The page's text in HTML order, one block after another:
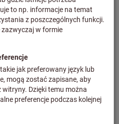
wysokości
Ceny plus koszty
biznesowych po